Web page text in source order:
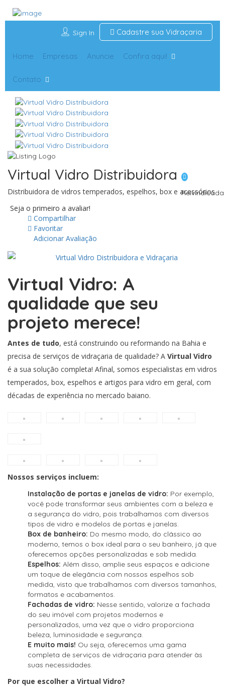
Sign In Cadastre sua Vidraçaria
Home Empresas Anuncie Confira aqui!
Contato
Virtual Vidro Distribuidora
Reivindicada
Distribuidora de vidros temperados, espelhos, box e acessórios
Seja o primeiro a avaliar!
Compartilhar
Favoritar
Adicionar Avaliação
Virtual Vidro: A
qualidade que seu
projeto merece!
Antes de tudo, está construindo ou reformando na Bahia e
precisa de serviços de vidraçaria de qualidade? A Virtual Vidro
é a sua solução completa! Afinal, somos especialistas em vidros
temperados, box, espelhos e artigos para vidro em geral, com
décadas de experiência no mercado baiano.
Nossos serviços incluem:
Instalação de portas e janelas de vidro: Por exemplo,
você pode transformar seus ambientes com a beleza e
a segurança do vidro, pois trabalhamos com diversos
tipos de vidro e modelos de portas e janelas.
Box de banheiro: Do mesmo modo, do clássico ao
moderno, temos o box ideal para o seu banheiro, já que
oferecemos opções personalizadas e sob medida.
Espelhos: Além disso, amplie seus espaços e adicione
um toque de elegância com nossos espelhos sob
medida, visto que trabalhamos com diversos tamanhos,
formatos e acabamentos.
Fachadas de vidro: Nesse sentido, valorize a fachada
do seu imóvel com projetos modernos e
personalizados, uma vez que o vidro proporciona
beleza, luminosidade e segurança.
E muito mais! Ou seja, oferecemos uma gama
completa de serviços de vidraçaria para atender às
suas necessidades.
Por que escolher a Virtual Vidro?